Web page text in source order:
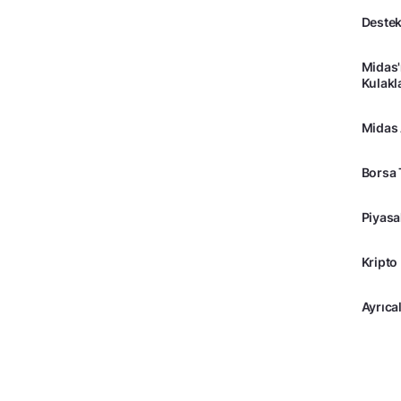
Midas
Borsa
Kripto